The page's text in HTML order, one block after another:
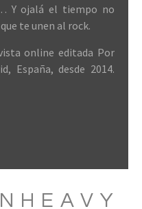
Y ojalá el tiempo no
te unen al rock.
online editada Por
España, desde 2014.